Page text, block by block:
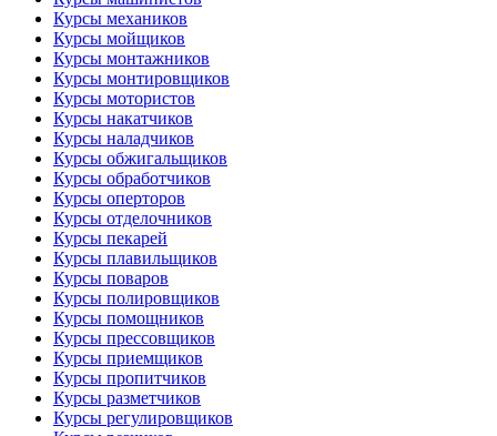
Курсы механиков
Курсы мойщиков
Курсы монтажников
Курсы монтировщиков
Курсы мотористов
Курсы накатчиков
Курсы наладчиков
Курсы обжигальщиков
Курсы обработчиков
Курсы оперторов
Курсы отделочников
Курсы пекарей
Курсы плавильщиков
Курсы поваров
Курсы полировщиков
Курсы помощников
Курсы прессовщиков
Курсы приемщиков
Курсы пропитчиков
Курсы разметчиков
Курсы регулировщиков